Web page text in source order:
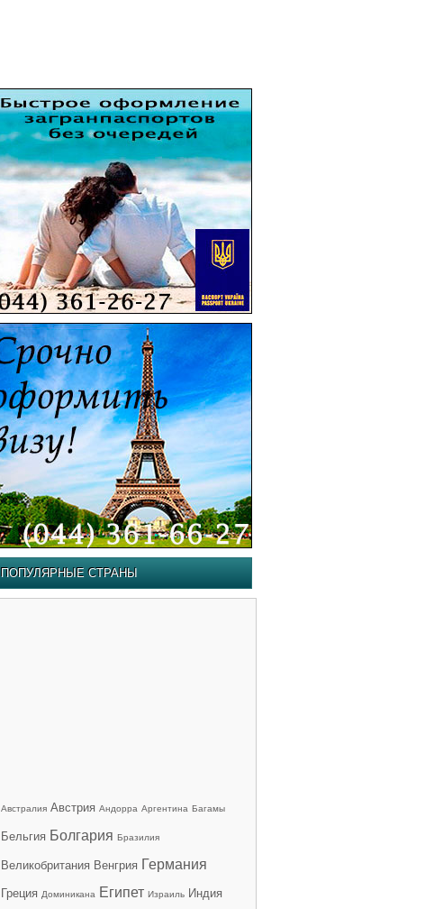
ПОПУЛЯРНЫЕ СТРАНЫ
Австралия Австрия Андорра Аргентина Багамы
Бельгия Болгария Бразилия
Великобритания Венгрия Германия
Греция Доминикана Египет Израиль Индия